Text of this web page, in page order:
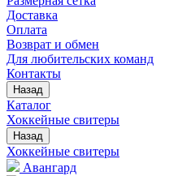
Доставка
Оплата
Возврат и обмен
Для любительских команд
Контакты
Назад
Каталог
Хоккейные свитеры
Назад
Хоккейные свитеры
Авангард